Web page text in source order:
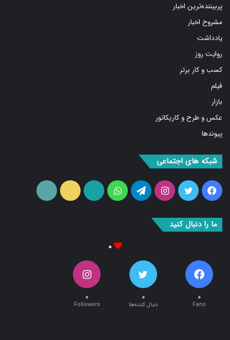
پربیننده‌ترین اخبار
مشروح اخبار
یادداشت
روایت روز
کسب و کار برتر
فیلم
بازار
عکس و طرح و کاریکاتور
پیوندها
شبکه های اجتماعی
فیس
توییتر اینستاگرامتلگرام واتس
آپارات ایتا
ما را دنبال کنید
۰
۰
Fans
۰
دنبال کننده‌ها
۰
Followers